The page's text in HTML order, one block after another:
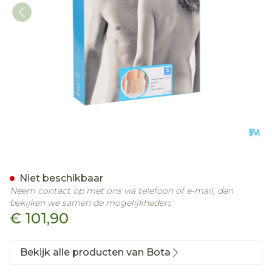
€ 101,90
Niet beschikbaar
Neem contact op met ons via telefoon of e-mail, dan
bekijken we samen de mogelijkheden.
Bekijk alle producten van Bota